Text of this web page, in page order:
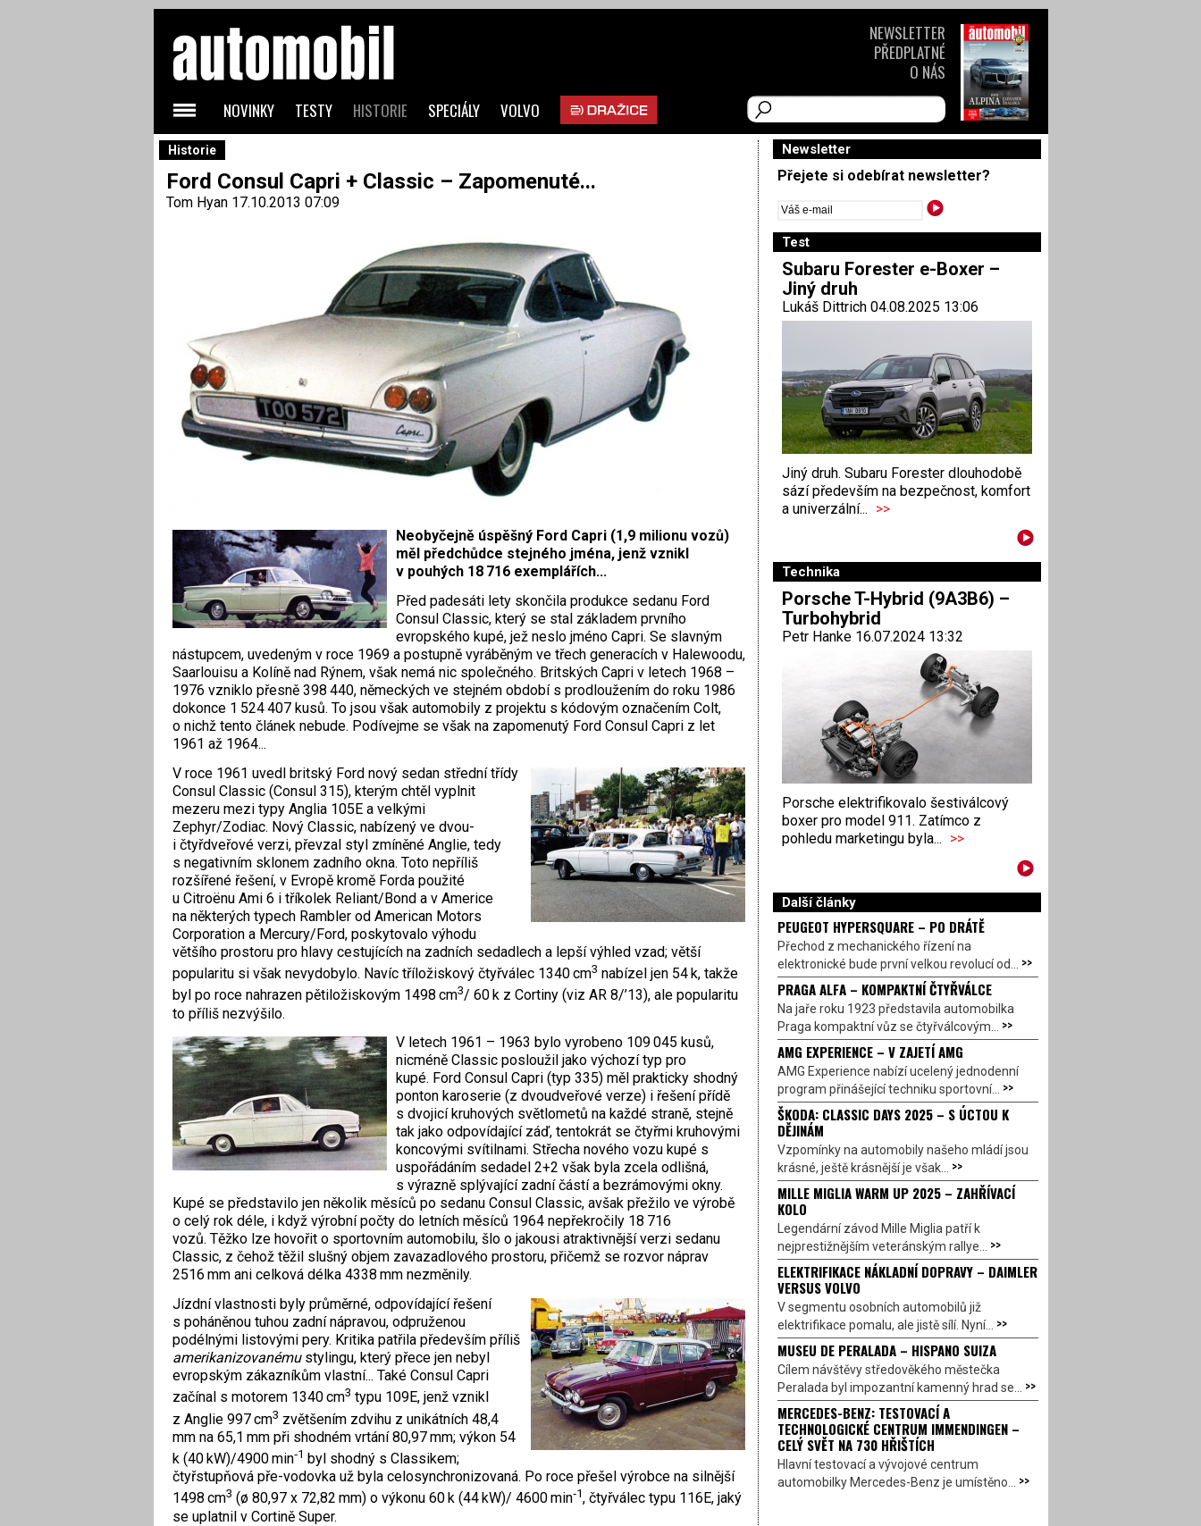
Historie
Ford Consul Capri + Classic – Zapomenuté...
Tom Hyan17.10.2013 07:09
Neobyčejně úspěšný Ford Capri (1,9 milionu vozů)
měl předchůdce stejného jména, jenž vznikl
v pouhých 18 716 exemplářích...
Před padesáti lety skončila produkce sedanu Ford
Consul Classic, který se stal základem prvního
evropského kupé, jež neslo jméno Capri. Se slavným
nástupcem, uvedeným v roce 1969 a postupně vyráběným ve třech generacích v Halewoodu,
Saarlouisu a Kolíně nad Rýnem, však nemá nic společného. Britských Capri v letech 1968 –
1976 vzniklo přesně 398 440, německých ve stejném období s prodloužením do roku 1986
dokonce 1 524 407 kusů. To jsou však automobily z projektu s kódovým označením Colt,
o nichž tento článek nebude. Podívejme se však na zapomenutý Ford Consul Capri z let
1961 až 1964...
V roce 1961 uvedl britský Ford nový sedan střední třídy
Consul Classic (Consul 315), kterým chtěl vyplnit
mezeru mezi typy Anglia 105E a velkými
Zephyr/Zodiac. Nový Classic, nabízený ve dvou-
i čtyřdveřové verzi, převzal styl zmíněné Anglie, tedy
s negativním sklonem zadního okna. Toto nepříliš
rozšířené řešení, v Evropě kromě Forda použité
u Citroënu Ami 6 i tříkolek Reliant/Bond a v Americe
na některých typech Rambler od American Motors
Corporation a Mercury/Ford, poskytovalo výhodu
většího prostoru pro hlavy cestujících na zadních sedadlech a lepší výhled vzad; větší
popularitu si však nevydobylo. Navíc tříložiskový čtyřválec 1340 cm3 nabízel jen 54 k, takže
byl po roce nahrazen pětiložiskovým 1498 cm3/ 60 k z Cortiny (viz AR 8/’13), ale popularitu
to příliš nezvýšilo.
V letech 1961 – 1963 bylo vyrobeno 109 045 kusů,
nicméně Classic posloužil jako výchozí typ pro
kupé. Ford Consul Capri (typ 335) měl prakticky shodný
ponton karoserie (z dvoudveřové verze) i řešení přídě
s dvojicí kruhových světlometů na každé straně, stejně
tak jako odpovídající záď, tentokrát se čtyřmi kruhovými
koncovými svítilnami. Střecha nového vozu kupé s
uspořádáním sedadel 2+2 však byla zcela odlišná,
s výrazně splývající zadní částí a bezrámovými okny.
Kupé se představilo jen několik měsíců po sedanu Consul Classic, avšak přežilo ve výrobě
o celý rok déle, i když výrobní počty do letních měsíců 1964 nepřekročily 18 716
vozů. Těžko lze hovořit o sportovním automobilu, šlo o jakousi atraktivnější verzi sedanu
Classic, z čehož těžil slušný objem zavazadlového prostoru, přičemž se rozvor náprav
2516 mm ani celková délka 4338 mm nezměnily.
Jízdní vlastnosti byly průměrné, odpovídající řešení
s poháněnou tuhou zadní nápravou, odpruženou
podélnými listovými pery. Kritika patřila především příliš
amerikanizovanémustylingu, který přece jen nebyl
evropským zákazníkům vlastní... Také Consul Capri
začínal s motorem 1340 cm3 typu 109E, jenž vznikl
z Anglie 997 cm3 zvětšením zdvihu z unikátních 48,4
mm na 65,1 mm při shodném vrtání 80,97 mm; výkon 54
k (40 kW)/4900 min‑1 byl shodný s Classikem;
čtyřstupňová pře-vodovka už byla celosynchronizovaná. Po roce přešel výrobce na silnější
1498 cm3 (ø 80,97 x 72,82 mm) o výkonu 60 k (44 kW)/ 4600 min‑1, čtyřválec typu 116E, jaký
se uplatnil v Cortině Super.
Newsletter
Přejete si odebírat newsletter?
Test
Subaru Forester e-Boxer –
Jiný druh
Lukáš Dittrich 04.08.2025 13:06
Jiný druh. Subaru Forester dlouhodobě
sází především na bezpečnost, komfort
a univerzální... >>
Technika
Porsche T-Hybrid (9A3B6) –
Turbohybrid
Petr Hanke 16.07.2024 13:32
Porsche elektrifikovalo šestiválcový
boxer pro model 911. Zatímco z
pohledu marketingu byla... >>
Další články
PEUGEOT HYPERSQUARE – PO DRÁTĚ
Přechod z mechanického řízení na
elektronické bude první velkou revolucí od... >>
PRAGA ALFA – KOMPAKTNÍ ČTYŘVÁLCE
Na jaře roku 1923 představila automobilka
Praga kompaktní vůz se čtyřválcovým... >>
AMG EXPERIENCE – V ZAJETÍ AMG
AMG Experience nabízí ucelený jednodenní
program přinášející techniku sportovní... >>
ŠKODA: CLASSIC DAYS 2025 – S ÚCTOU K
DĚJINÁM
Vzpomínky na automobily našeho mládí jsou
krásné, ještě krásnější je však... >>
MILLE MIGLIA WARM UP 2025 – ZAHŘÍVACÍ
KOLO
Legendární závod Mille Miglia patří k
nejprestižnějším veteránským rallye... >>
ELEKTRIFIKACE NÁKLADNÍ DOPRAVY – DAIMLER
VERSUS VOLVO
V segmentu osobních automobilů již
elektrifikace pomalu, ale jistě sílí. Nyní... >>
MUSEU DE PERALADA – HISPANO SUIZA
Cílem návštěvy středověkého městečka
Peralada byl impozantní kamenný hrad se... >>
MERCEDES-BENZ: TESTOVACÍ A
TECHNOLOGICKÉ CENTRUM IMMENDINGEN –
CELÝ SVĚT NA 730 HŘIŠTÍCH
Hlavní testovací a vývojové centrum
automobilky Mercedes-Benz je umístěno... >>
NOVINKY TESTY HISTORIE SPECIÁLY VOLVO
NEWSLETTER
PŘEDPLATNÉ
O NÁS